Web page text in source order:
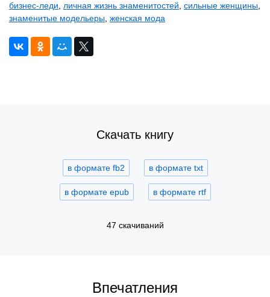
бизнес-леди, личная жизнь знаменитостей, сильные женщины,
знаменитые модельеры, женская мода
Скачать книгу
в формате fb2 в формате txt
в формате epub в формате rtf
47 скачиваний
Впечатления